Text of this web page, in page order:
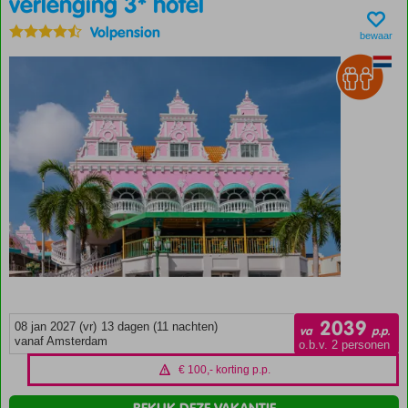
de
Azoren,
Lucia,
Barbados
Bonaire
Alléén
vertrek
op 30
oktober
2026!
Volpension bewaar
08 jan 2027 (vr) 13 dagen (11 nachten)
vanaf Amsterdam
va 2039 p.p.
o.b.v. 2 personen
€ 100,- korting p.p.